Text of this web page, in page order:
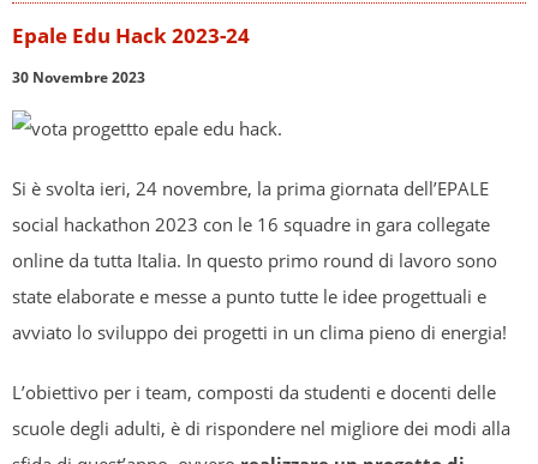
Epale Edu Hack 2023-24
30 Novembre 2023
Si è svolta ieri, 24 novembre, la prima giornata dell’EPALE
social hackathon 2023 con le 16 squadre in gara collegate
online da tutta Italia. In questo primo round di lavoro sono
state elaborate e messe a punto tutte le idee progettuali e
avviato lo sviluppo dei progetti in un clima pieno di energia!
L’obiettivo per i team, composti da studenti e docenti delle
scuole degli adulti, è di rispondere nel migliore dei modi alla